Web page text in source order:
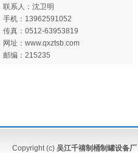
联系人：沈卫明
手机：13962591052
传真：0512-63953819
网址：www.qxztsb.com
邮编：215235
Copyright (c) 吴江千禧制桶制罐设备厂